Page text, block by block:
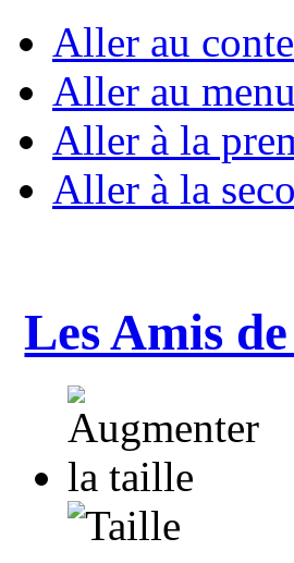
Aller au
Aller au
Aller à la
Aller à la
Les Amis